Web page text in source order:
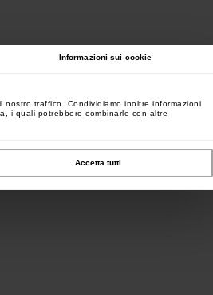
Informazioni sui cookie
traffico. Condividiamo inoltre informazioni
i quali potrebbero combinarle con altre
Accetta tutti